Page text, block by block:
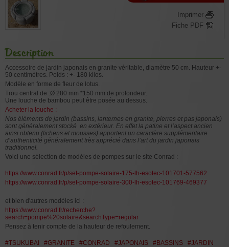
Imprimer
Fiche PDF
Description
Accessoire de jardin japonais en granite véritable, diamètre 50 cm. Hauteur +-
50 centimètres. Poids : +- 180 kilos.
Modèle en forme de fleur de lotus.
Trou central de :Ø 280 mm *150 mm de profondeur.
Une louche de bambou peut être posée au dessus.
Acheter la louche :
Nos éléments de jardin (bassins, lanternes en granite, pierres et pas japonais)
sont généralement stocké en extérieur. En effet la patine et l’aspect ancien
ainsi obtenu (lichens et mousses) apportent un caractère supplémentaire
d’authenticité généralement très apprécié dans l’art du jardin japonais
traditionnel.
Voici une sélection de modèles de pompes sur le site Conrad :
https://www.conrad.fr/p/set-pompe-solaire-175-lh-esotec-101701-577562
https://www.conrad.fr/p/set-pompe-solaire-300-lh-esotec-101769-469377
et bien d'autres modèles ici :
https://www.conrad.fr/recherche?
search=pompe%20solaire&searchType=regular
Pensez à tenir compte de la hauteur de refoulement.
#TSUKUBAI #GRANITE #CONRAD #JAPONAIS #BASSINS
#JARDIN